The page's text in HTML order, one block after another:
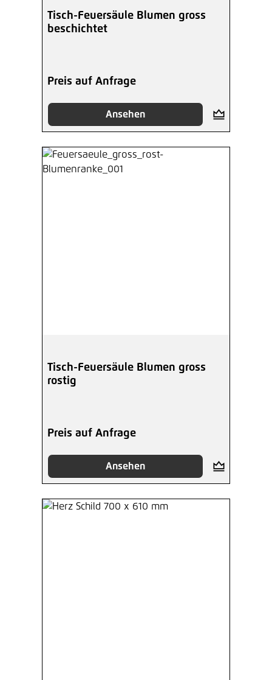
Tisch-Feuersäule Blumen gross
beschichtet
Preis auf Anfrage
Ansehen
Tisch-Feuersäule Blumen gross
rostig
Preis auf Anfrage
Ansehen